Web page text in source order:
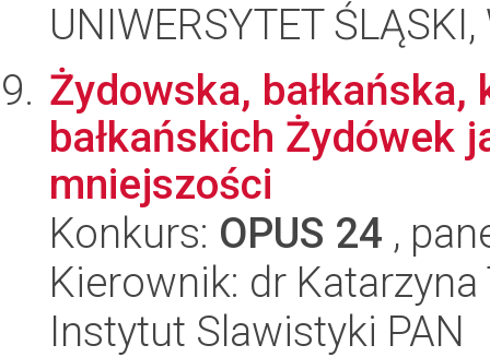
UNIWERSYTET
Żydowska,
bałkańskich Żydówek
mniejszości
Konkurs: OPUS 24 ,
Kierownik: dr Katarzyna
Instytut Slawistyki PAN